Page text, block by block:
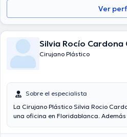
Ver
Silvia Rocío Cardona
Cirujano Plástico
Sobre el especialista
La Cirujano Plástico Silvia Rocio
una oficina en Floridablanca.
área de especialidad. La profesional